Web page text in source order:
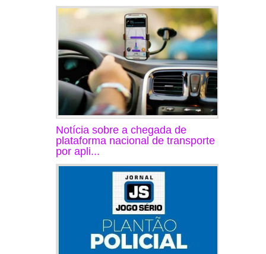
Notícia sobre a chegada de
plataforma nacional de transporte
por apli...